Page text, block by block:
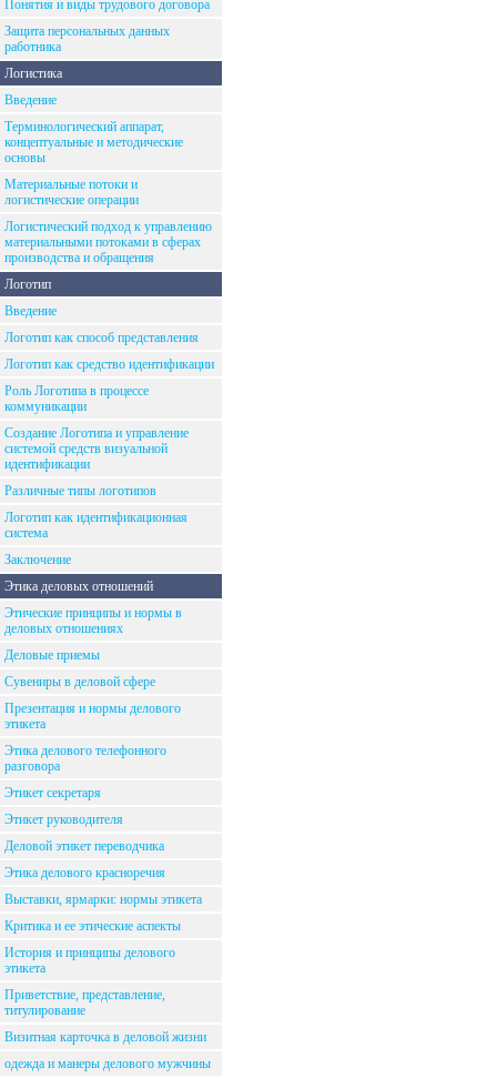
Понятия и виды трудового договора
Защита персональных данных
работника
Логистика
Введение
Терминологический аппарат,
концептуальные и методические
основы
Материальные потоки и
логистические операции
Логистический подход к управлению
материальными потоками в сферах
производства и обращения
Логотип
Введение
Логотип как способ представления
Логотип как средство идентификации
Роль Логотипа в процессе
коммуникации
Создание Логотипа и управление
системой средств визуальной
идентификации
Различные типы логотипов
Логотип как идентификационная
система
Заключение
Этика деловых отношений
Этические принципы и нормы в
деловых отношениях
Деловые приемы
Сувениры в деловой сфере
Презентация и нормы делового
этикета
Этика делового телефонного
разговора
Этикет секретаря
Этикет руководителя
Деловой этикет переводчика
Этика делового красноречия
Выставки, ярмарки: нормы этикета
Критика и ее этические аспекты
История и принципы делового
этикета
Приветствие, представление,
титулирование
Визитная карточка в деловой жизни
одежда и манеры делового мужчины